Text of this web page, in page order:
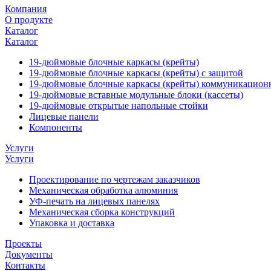
Компания
О продукте
Каталог
Каталог
19-дюймовые блочные каркасы (крейты)
19-дюймовые блочные каркасы (крейты) с защитой
19-дюймовые блочные каркасы (крейты)
19-дюймовые вставные модульные блоки (кассеты)
19-дюймовые открытые напольные стойки
Лицевые панели
Компоненты
Услуги
Услуги
Проектирование по чертежам заказчиков
Механическая обработка алюминия
УФ-печать на лицевых панелях
Механическая сборка конструкций
Упаковка и доставка
Проекты
Документы
Контакты